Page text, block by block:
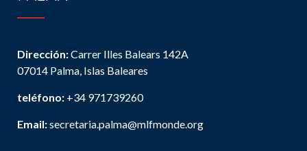
Dirección:Carrer Illes Balears 142A
07014 Palma, Islas Baleares
teléfono: +34 971739260
Email:secretaria.palma@mlfmonde.org